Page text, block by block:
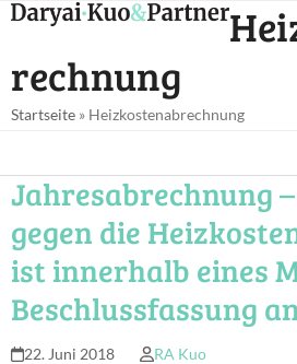
Skip
content
Open
menu
Close
menu
rechnung
Startseite » Heizkostenabrechnung
Jahresabrechnung
gegen die
ist innerhalb eines
Beschlussfassung
22. Juni 2018
RA Kuo